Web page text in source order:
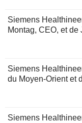
Siemens
Montag, CEO, et
Siemens
du Moyen-Orient et
Siemens